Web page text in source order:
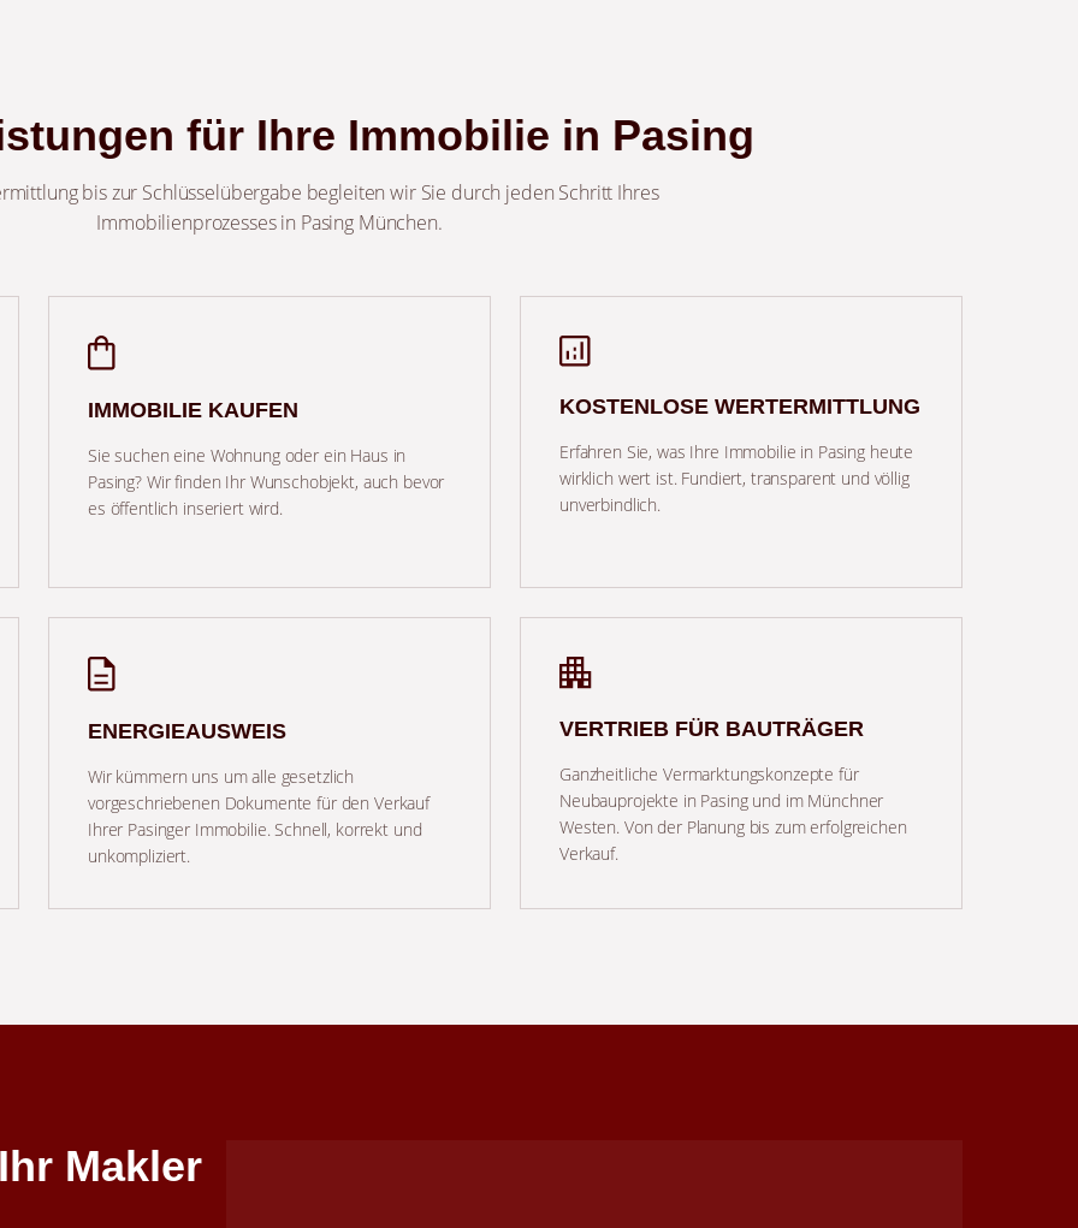
für Ihre Immobilie in Pasing
bis zur Schlüsselübergabe begleiten wir Sie durch jeden Schritt Ihres
Immobilienprozesses in Pasing München.
IMMOBILIE KAUFEN
Sie suchen eine Wohnung oder ein Haus in
Pasing? Wir finden Ihr Wunschobjekt, auch bevor
es öffentlich inseriert wird.
KOSTENLOSE WERTERMITTLUNG
Erfahren Sie, was Ihre Immobilie in Pasing heute
wirklich wert ist. Fundiert, transparent und völlig
unverbindlich.
ENERGIEAUSWEIS
Wir kümmern uns um alle gesetzlich
vorgeschriebenen Dokumente für den Verkauf
Ihrer Pasinger Immobilie. Schnell, korrekt und
unkompliziert.
VERTRIEB FÜR BAUTRÄGER
Ganzheitliche Vermarktungskonzepte für
Neubauprojekte in Pasing und im Münchner
Westen. Von der Planung bis zum erfolgreichen
Verkauf.
Makler